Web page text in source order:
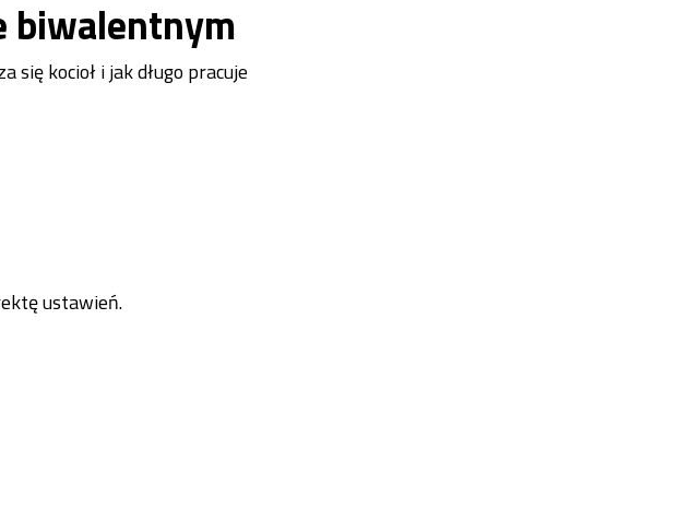
biwalentnym
kocioł i jak długo pracuje
ustawień.